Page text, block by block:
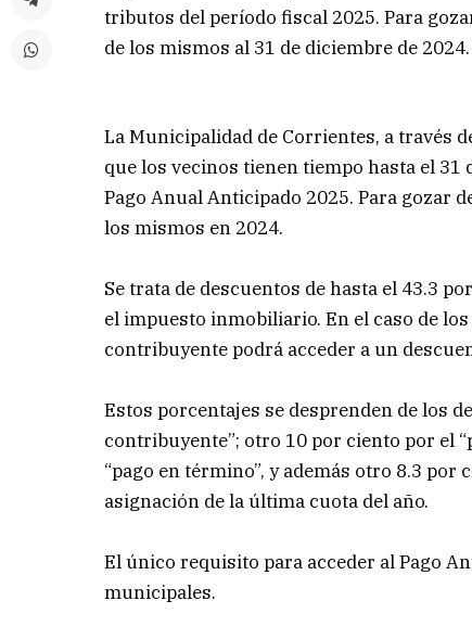
tributos del período fiscal 2025. Para
de los mismos al 31 de diciembre de
La Municipalidad de Corrientes, a través
que los vecinos tienen tiempo hasta el
Pago Anual Anticipado 2025. Para gozar
los mismos en 2024.
Se trata de descuentos de hasta el 43.3
el impuesto inmobiliario. En el caso de
contribuyente podrá acceder a un
Estos porcentajes se desprenden de los
contribuyente”; otro 10 por ciento por el
“pago en término”, y además otro 8.3 por
asignación de la última cuota del año.
El único requisito para acceder al Pago
municipales.